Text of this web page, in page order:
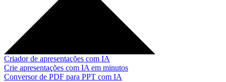
Criador de apresentações com IA
Crie apresentações com IA em minutos
Conversor de PDF para PPT com IA